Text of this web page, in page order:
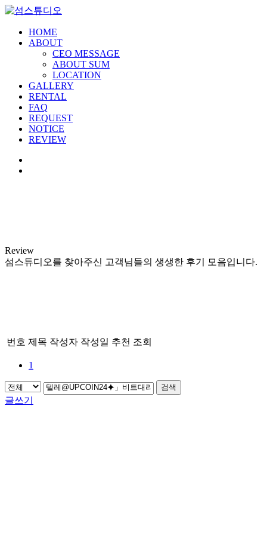
HOME
ABOUT
CEO MESSAGE
ABOUT SUM
LOCATION
GALLERY
RENTAL
FAQ
REQUEST
NOTICE
REVIEW
Review
섬스튜디오를 찾아주신 고객님들의 생생한 후기 모음입니다.
번호 제목 작성자 작성일 추천 조회
1
검색
글쓰기